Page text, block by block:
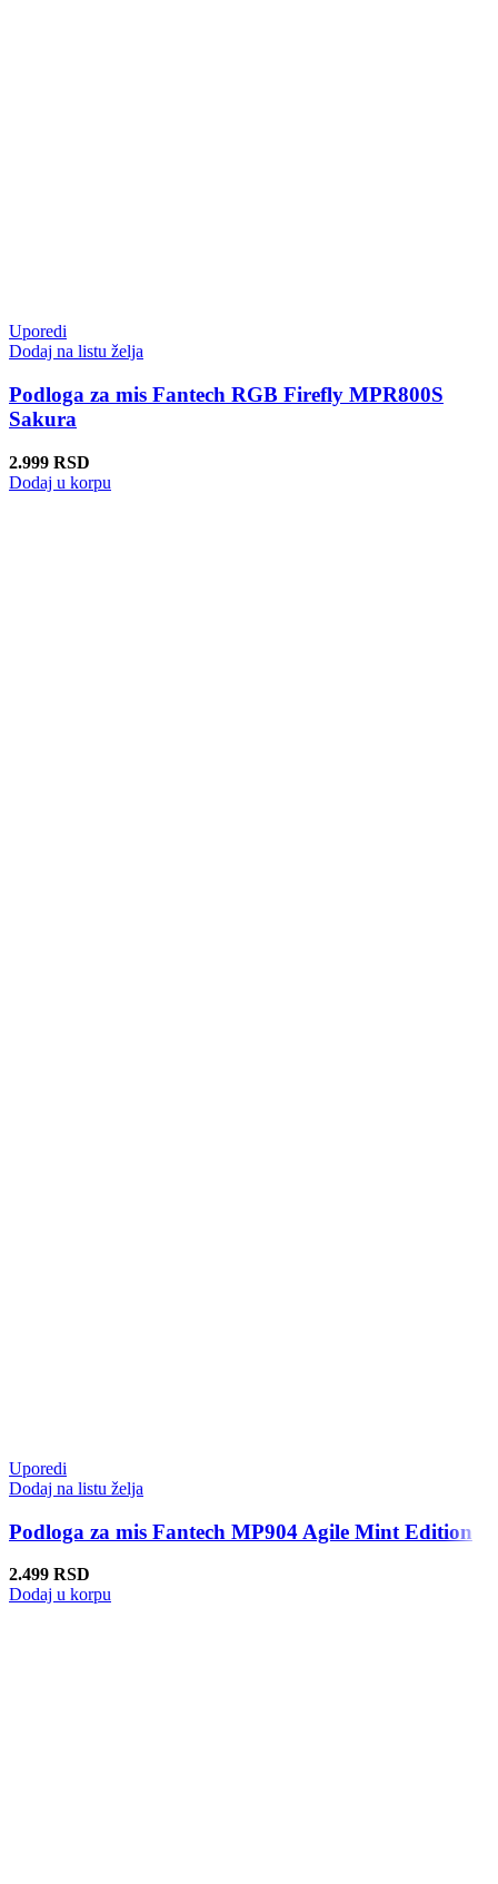
Uporedi
Dodaj na listu želja
Podloga za mis Fantech RGB Firefly MPR800S
Sakura
2.999 RSD
Dodaj u korpu
Uporedi
Dodaj na listu želja
Podloga za mis Fantech MP904 Agile Mint Edition
2.499 RSD
Dodaj u korpu